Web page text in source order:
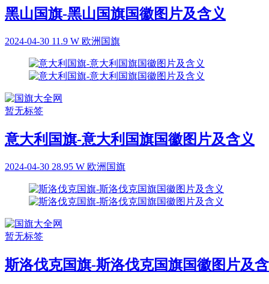
黑山国旗-黑山国旗国徽图片及含义
2024-04-30 11.9 W 欧洲国旗
暂无标签
意大利国旗-意大利国旗国徽图片及含义
2024-04-30 28.95 W 欧洲国旗
暂无标签
斯洛伐克国旗-斯洛伐克国旗国徽图片及